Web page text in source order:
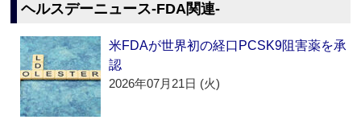
ヘルスデーニュース‐FDA関連‐
米FDAが世界初の経口PCSK9阻害薬を承
認
2026年07月21日 (火)